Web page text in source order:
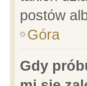
postów
Góra
Gdy